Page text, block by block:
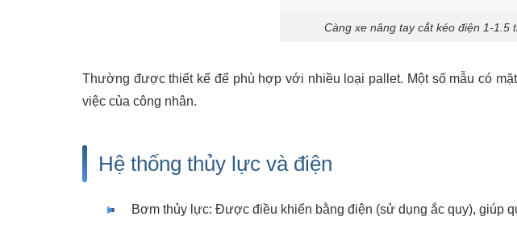
Càng xe nâng tay cắt kéo điện 1-1.5
Thường được thiết kế để phù hợp với nhiều loại pallet. Một số mẫu có
việc của công nhân.
Hệ thống thủy lực và điện
Bơm thủy lực: Được điều khiển bằng điện (sử dụng ắc quy), giúp